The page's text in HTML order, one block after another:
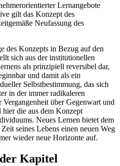
Lernangebote
gilt das Konzept des
Neufassung des
des Konzepts in Bezug auf den
sich aus der institutionellen
als prinzipiell reversibel dar,
und damit als ein
Selbstbestimmung, das sich
in der immer radikaleren
über Gegenwart und
die aus dem Konzept
Neues Lernen bietet dem
seines Lebens einen neuen Weg
wieder neue Horizonte auf.
Kapitel